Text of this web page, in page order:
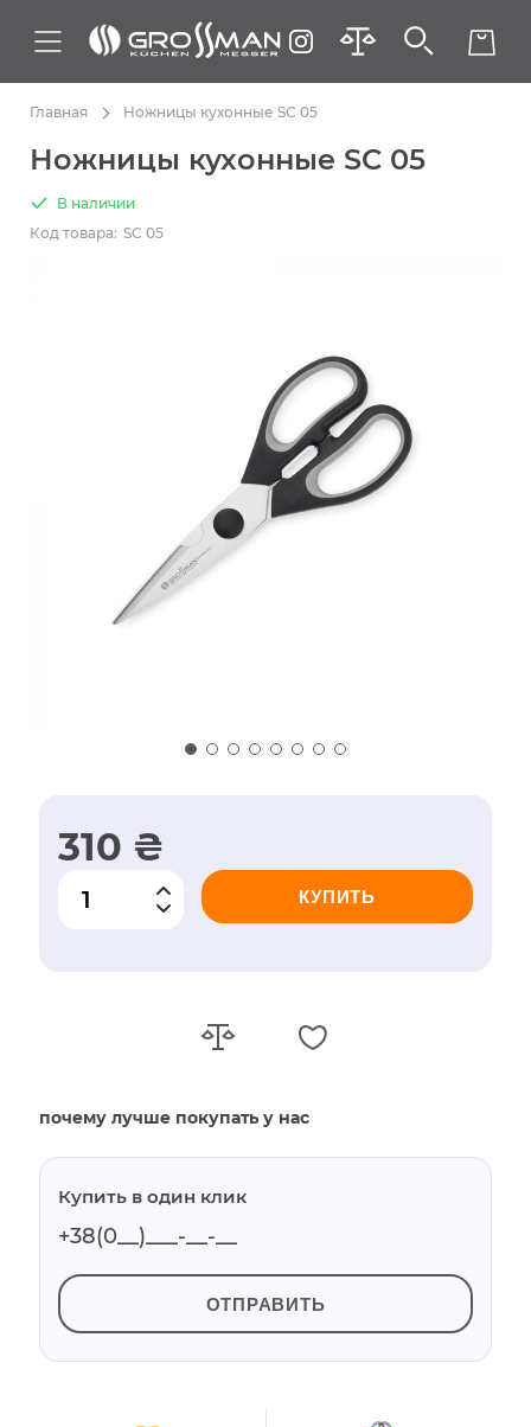
Главная Ножницы кухонные SC 05
Ножницы кухонные SC 05
В наличии
Код товара: SC 05
310 ₴
КУПИТЬ
почему лучше покупать у нас
Купить в один клик
ОТПРАВИТЬ